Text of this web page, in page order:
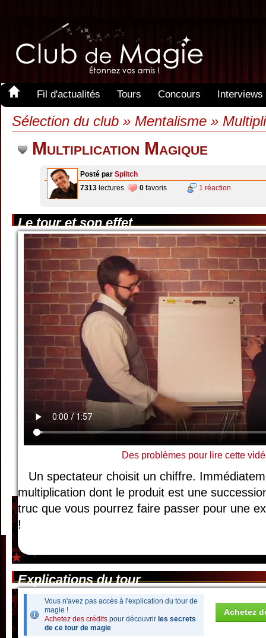
Fil d'actualités Tours Concours Interviews
Sélection du club » Mentalisme »
Multiplication Magique
Posté par Splitch
7313 lectures 0 favoris 1 réaction
Le tour et son effet
Des problèmes pour lire cette
Un spectateur choisit un chiffre.
multiplication dont le produit est une
truc que vous pourrez faire passer pour une
!
Explications du tour
Vous n'avez pas accès à l'explication du tour de
magie !
Achetez des crédits pour découvrir les secrets
de ce tour de magie.
Achetez